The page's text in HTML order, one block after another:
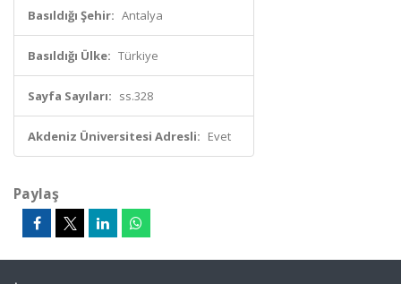
Basıldığı Şehir: Antalya
Basıldığı Ülke: Türkiye
Sayfa Sayıları: ss.328
Akdeniz Üniversitesi Adresli: Evet
Paylaş